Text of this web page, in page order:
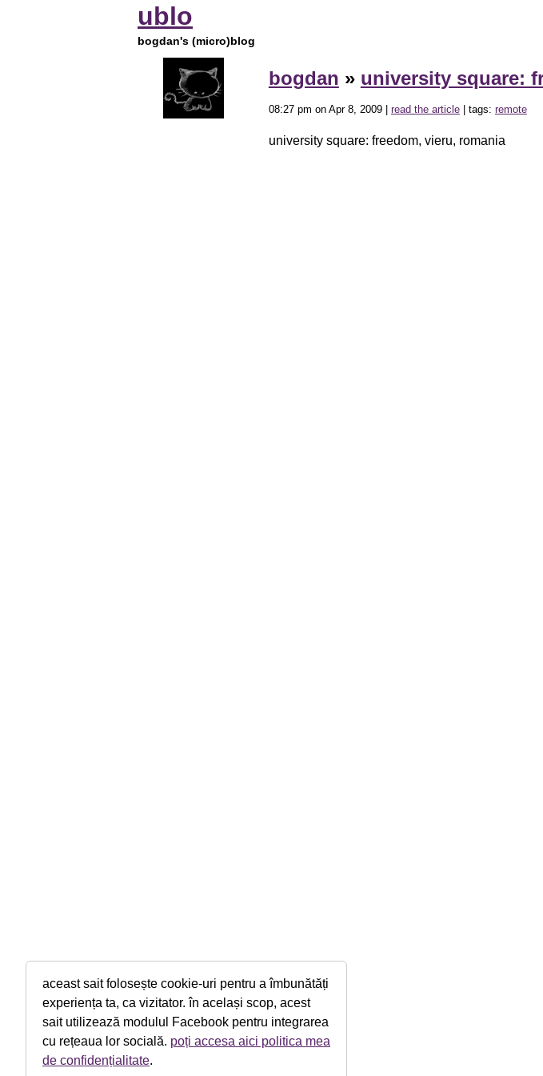
ublo
bogdan's (micro)blog
bogdan » university square:
08:27 pm on Apr 8, 2009 | read the article| tags: remote
university square: freedom, vieru, romania
aceast sait folosește cookie-uri pentru a îmbunătăți
experiența ta, ca vizitator. în același scop, acest
sait utilizează modulul Facebook pentru integrarea
cu rețeaua lor socială. poți accesa aici politica mea
de confidențialitate.